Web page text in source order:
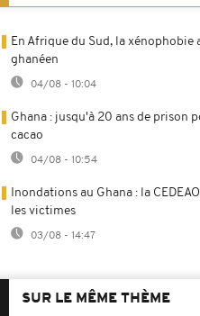
En Afrique du Sud, la xénophobie
ghanéen
04/08 - 10:04
Ghana : jusqu'à 20 ans de prison
cacao
04/08 - 10:54
Inondations au Ghana : la
les victimes
03/08 - 14:47
SUR LE MÊME THÈME